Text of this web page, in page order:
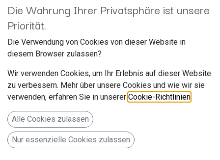
A2DP Bluetooth Interface
Toyota 6Pin/6Pin CD Wechsler
58tybt002
Artikelnummer: 58tybt002
acv GmbH
Straßburger Allee 10-12
Die Wahrung Ihrer Privatsphäre ist unsere
Priorität.
Die Verwendung von Cookies von dieser Website in
diesem Browser zulassen?
Wir verwenden Cookies, um Ihr Erlebnis auf dieser Website
zu verbessern. Mehr über unsere Cookies und wie wir sie
verwenden, erfahren Sie in unserer Cookie-Richtlinien
Alle Cookies zulassen
Nur essenzielle Cookies zulassen